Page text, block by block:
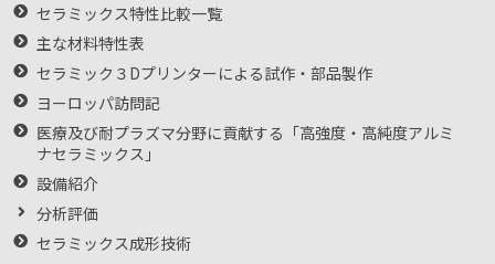
セラミックス特性比較一覧
主な材料特性表
セラミック３Dプリンターによる試作・部品製作
ヨーロッパ訪問記
医療及び耐プラズマ分野に貢献する「高強度・高純度アルミ
ナセラミックス」
設備紹介
分析評価
セラミックス成形技術